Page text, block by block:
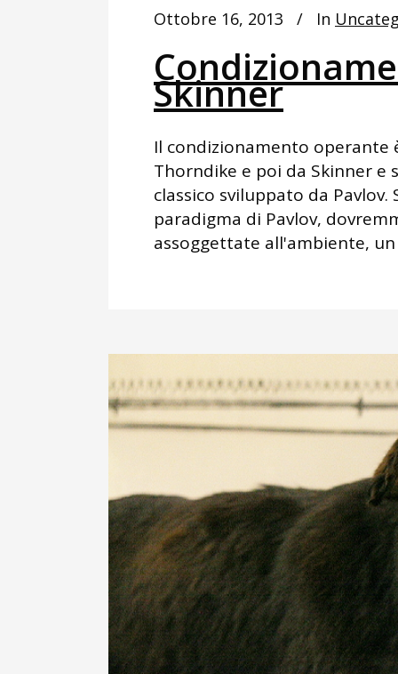
Ottobre 16, 2013 In
Skinner
Il condizionamento operante
Thorndike e poi da Skinner
classico sviluppato da
paradigma di Pavlov,
assoggettate all'ambiente,